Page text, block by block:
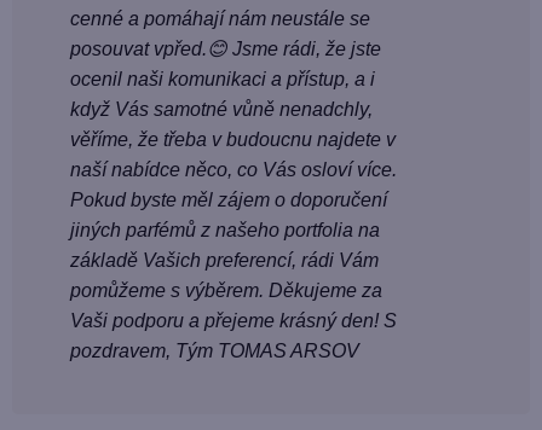
cenné a pomáhají nám neustále se
posouvat vpřed.😊 Jsme rádi, že jste
ocenil naši komunikaci a přístup, a i
když Vás samotné vůně nenadchly,
věříme, že třeba v budoucnu najdete v
naší nabídce něco, co Vás osloví více.
Pokud byste měl zájem o doporučení
jiných parfémů z našeho portfolia na
základě Vašich preferencí, rádi Vám
pomůžeme s výběrem. Děkujeme za
Vaši podporu a přejeme krásný den! S
pozdravem, Tým TOMAS ARSOV